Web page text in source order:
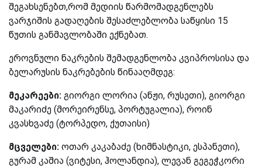
შეგახსენებთ,რომ მედიის წარმომადგენლებს
ვარჯიშის გადაღების შესაძლებლობა საწყისი 15
წუთის განმავლობაში ექნებათ.
ეროვნული ნაკრების შემადგენლობა კვიპროსისა და
ბელარუსის ნაკრებების წინააღმდეგ:
მეკარეები: გიორგი ლორია (ანჟი, რუსეთი), გიორგი
მაკარიძე (მორეირენსე, პორტუგალია), როინ
კვასხვაძე (ტორპედო, ქუთაისი)
მცველები: ოთარ კაკაბაძე (ხიმნასტიკი, ესპანეთი),
გურამ კაშია (ვიტესი, ჰოლანდია), ლევან გეგეჭკორი